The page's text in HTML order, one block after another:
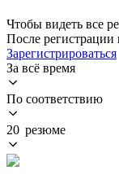
Чтобы видеть все
После
Зарегистрироваться
За всё время
По соответствию
20 резюме